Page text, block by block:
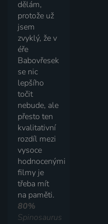
dělám,
protože už
jsem
zvyklý, že v
éře
Babovřesek
se nic
lepšího
točit
nebude, ale
přesto ten
kvalitativní
rozdíl mezi
vysoce
hodnocenými
filmy je
třeba mít
na paměti.
80%
Spinosaurus